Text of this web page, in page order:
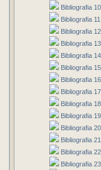
Bibliografia 10
Bibliografia 11
Bibliografia 12
Bibliografia 13
Bibliografia 14
Bibliografia 15
Bibliografia 16
Bibliografia 17
Bibliografia 18
Bibliografia 19
Bibliografia 20
Bibliografia 21
Bibliografia 22
Bibliografia 23